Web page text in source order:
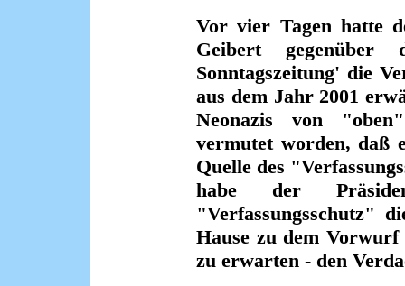
Vor vier Tagen hatte
Geibert gegenüber
Sonntagszeitung' die
aus dem Jahr 2001
Neonazis von
vermutet worden, daß
Quelle des
habe der
"Verfassungsschutz"
Hause zu dem
zu erwarten - den